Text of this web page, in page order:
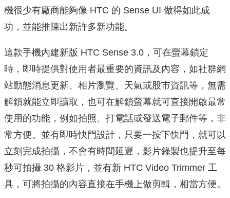
機很少有廠商能夠像 HTC 的 Sense UI 做得如此成
功，並能推陳出新許多新功能。
這款手機內建新版 HTC Sense 3.0，可在螢幕鎖定
時，即時提供對使用者最重要的資訊及內容，如社群網
站動態消息更新、相片瀏覽、天氣或股市資訊等，無需
解鎖就能立即讀取，也可在解鎖螢幕就可直接開啟最常
使用的功能，例如拍照、打電話或發送電子郵件等，非
常方便。並有即時快門設計，只要一按下快門，就可以
立刻完成拍攝，不會有時間延遲，影片錄製也提升至每
秒可拍攝 30 格影片，並有新 HTC Video Trimmer 工
具，可將拍攝的內容直接在手機上做剪輯，相當方便。